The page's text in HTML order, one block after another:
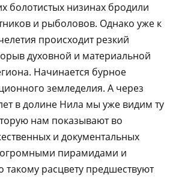
болотистых низинах бродили
и рыболовов. Однако уже к
происходит резкий
духовной и материальной
Начинается бурное
земледелия. А через
в долине Нила мы уже видим ту
нам показывают во
и документальных
пирамидами и
расцвету предшествуют